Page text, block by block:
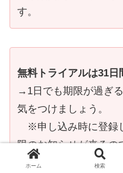
す。
無料トライアルは31日
→1日でも期限が過ぎ
気をつけましょう。
※申し込み時に登録
限のお知らせが来るの
※また、無料トライ
ホーム 検索